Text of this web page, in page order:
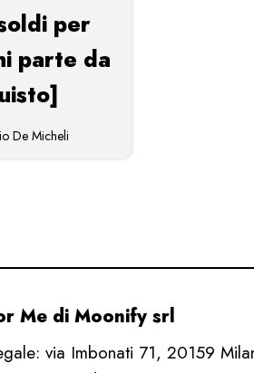
per
parte da
De Micheli
Me di Moonify srl
via Imbonati 71, 20159